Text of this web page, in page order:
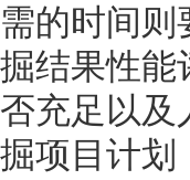
需的时间则
掘结果性能
否充足以及
掘项目计划